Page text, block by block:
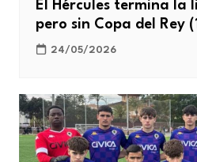
El Hércules termina la
pero sin Copa del Rey
24/05/2026